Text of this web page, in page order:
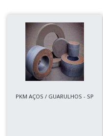
PKM AÇOS / GUARULHOS - SP